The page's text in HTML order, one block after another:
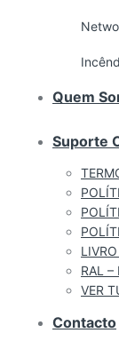
Quem
Suporte
RAL –
VER
Contacto